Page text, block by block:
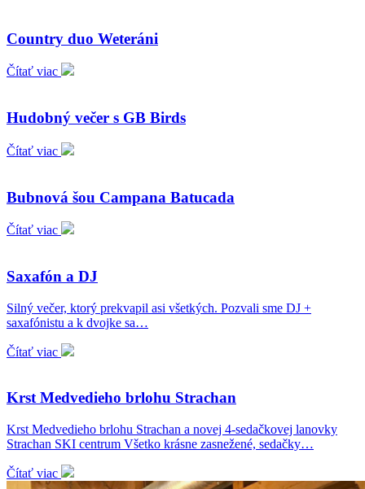
Country duo Weteráni
Čítať viac
Hudobný večer s GB Birds
Čítať viac
Bubnová šou Campana Batucada
Čítať viac
Saxafón a DJ
Silný večer, ktorý prekvapil asi všetkých. Pozvali sme DJ +
saxafónistu a k dvojke sa…
Čítať viac
Krst Medvedieho brlohu Strachan
Krst Medvedieho brlohu Strachan a novej 4-sedačkovej lanovky
Strachan SKI centrum Všetko krásne zasnežené, sedačky…
Čítať viac